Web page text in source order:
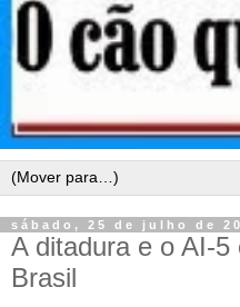
sábado, 25 de julho de
A ditadura e o AI-
Brasil